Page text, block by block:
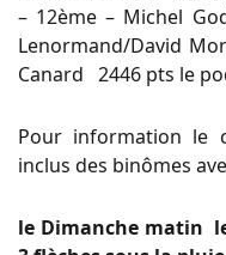
– 12ème – Michel
Lenormand/David
Canard 2446 pts le
Pour information le
inclus des binômes
le Dimanche matin